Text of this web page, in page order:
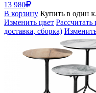
13 980
В корзину Купить в один
Изменить цвет
доставка, сборка)